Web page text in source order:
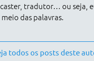
tradutor… ou seja,
das palavras.
todos os posts deste